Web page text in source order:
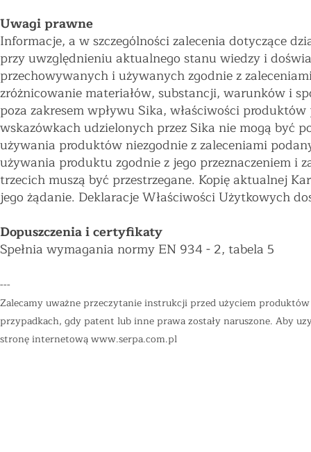
Uwagi prawne
Informacje, a w szczególności zalecenia dotyczące
przy uwzględnieniu aktualnego stanu wiedzy i
przechowywanych i używanych zgodnie z
zróżnicowanie materiałów, substancji, warunków i
poza zakresem wpływu Sika, właściwości
wskazówkach udzielonych przez Sika nie mogą być
używania produktów niezgodnie z zaleceniami
używania produktu zgodnie z jego przeznaczeniem i
trzecich muszą być przestrzegane. Kopię aktualnej
jego żądanie. Deklaracje Właściwości Użytkowych
Dopuszczenia i certyfikaty
Spełnia wymagania normy EN 934 - 2, tabela 5
---
Zalecamy uważne przeczytanie instrukcji przed użyciem
przypadkach, gdy patent lub inne prawa zostały naruszone. Aby
stronę internetowąwww.serpa.com.pl